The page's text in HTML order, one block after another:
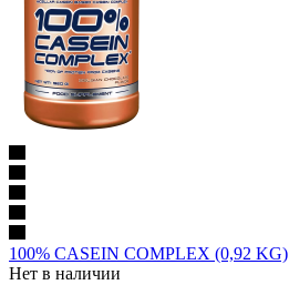
100% CASEIN COMPLEX (0,92 KG)
Нет в наличии